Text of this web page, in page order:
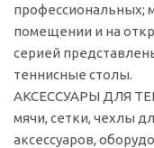
профессиональных;
помещении и на
серией
теннисные столы.
АКСЕССУАРЫ ДЛЯ
мячи, сетки, чехлы
аксессуаров,